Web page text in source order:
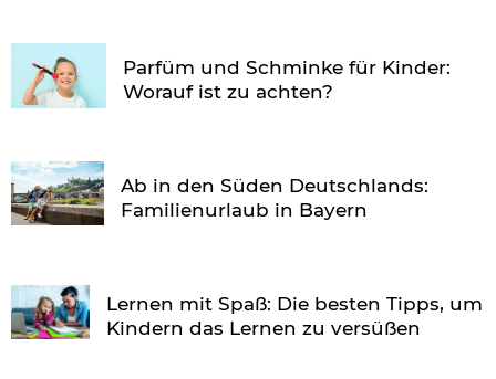
Parfüm und Schminke für Kinder:
Worauf ist zu achten?
Ab in den Süden Deutschlands:
Familienurlaub in Bayern
Lernen mit Spaß: Die besten Tipps, um
Kindern das Lernen zu versüßen